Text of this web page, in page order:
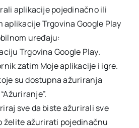
aplikacije pojedinačno ili
aplikacije Trgovina Google Play
uređaju:
Trgovina Google Play.
zatim Moje aplikacije i igre.
su dostupna ažuriranja
sve da biste ažurirali sve
želite ažurirati pojedinačnu